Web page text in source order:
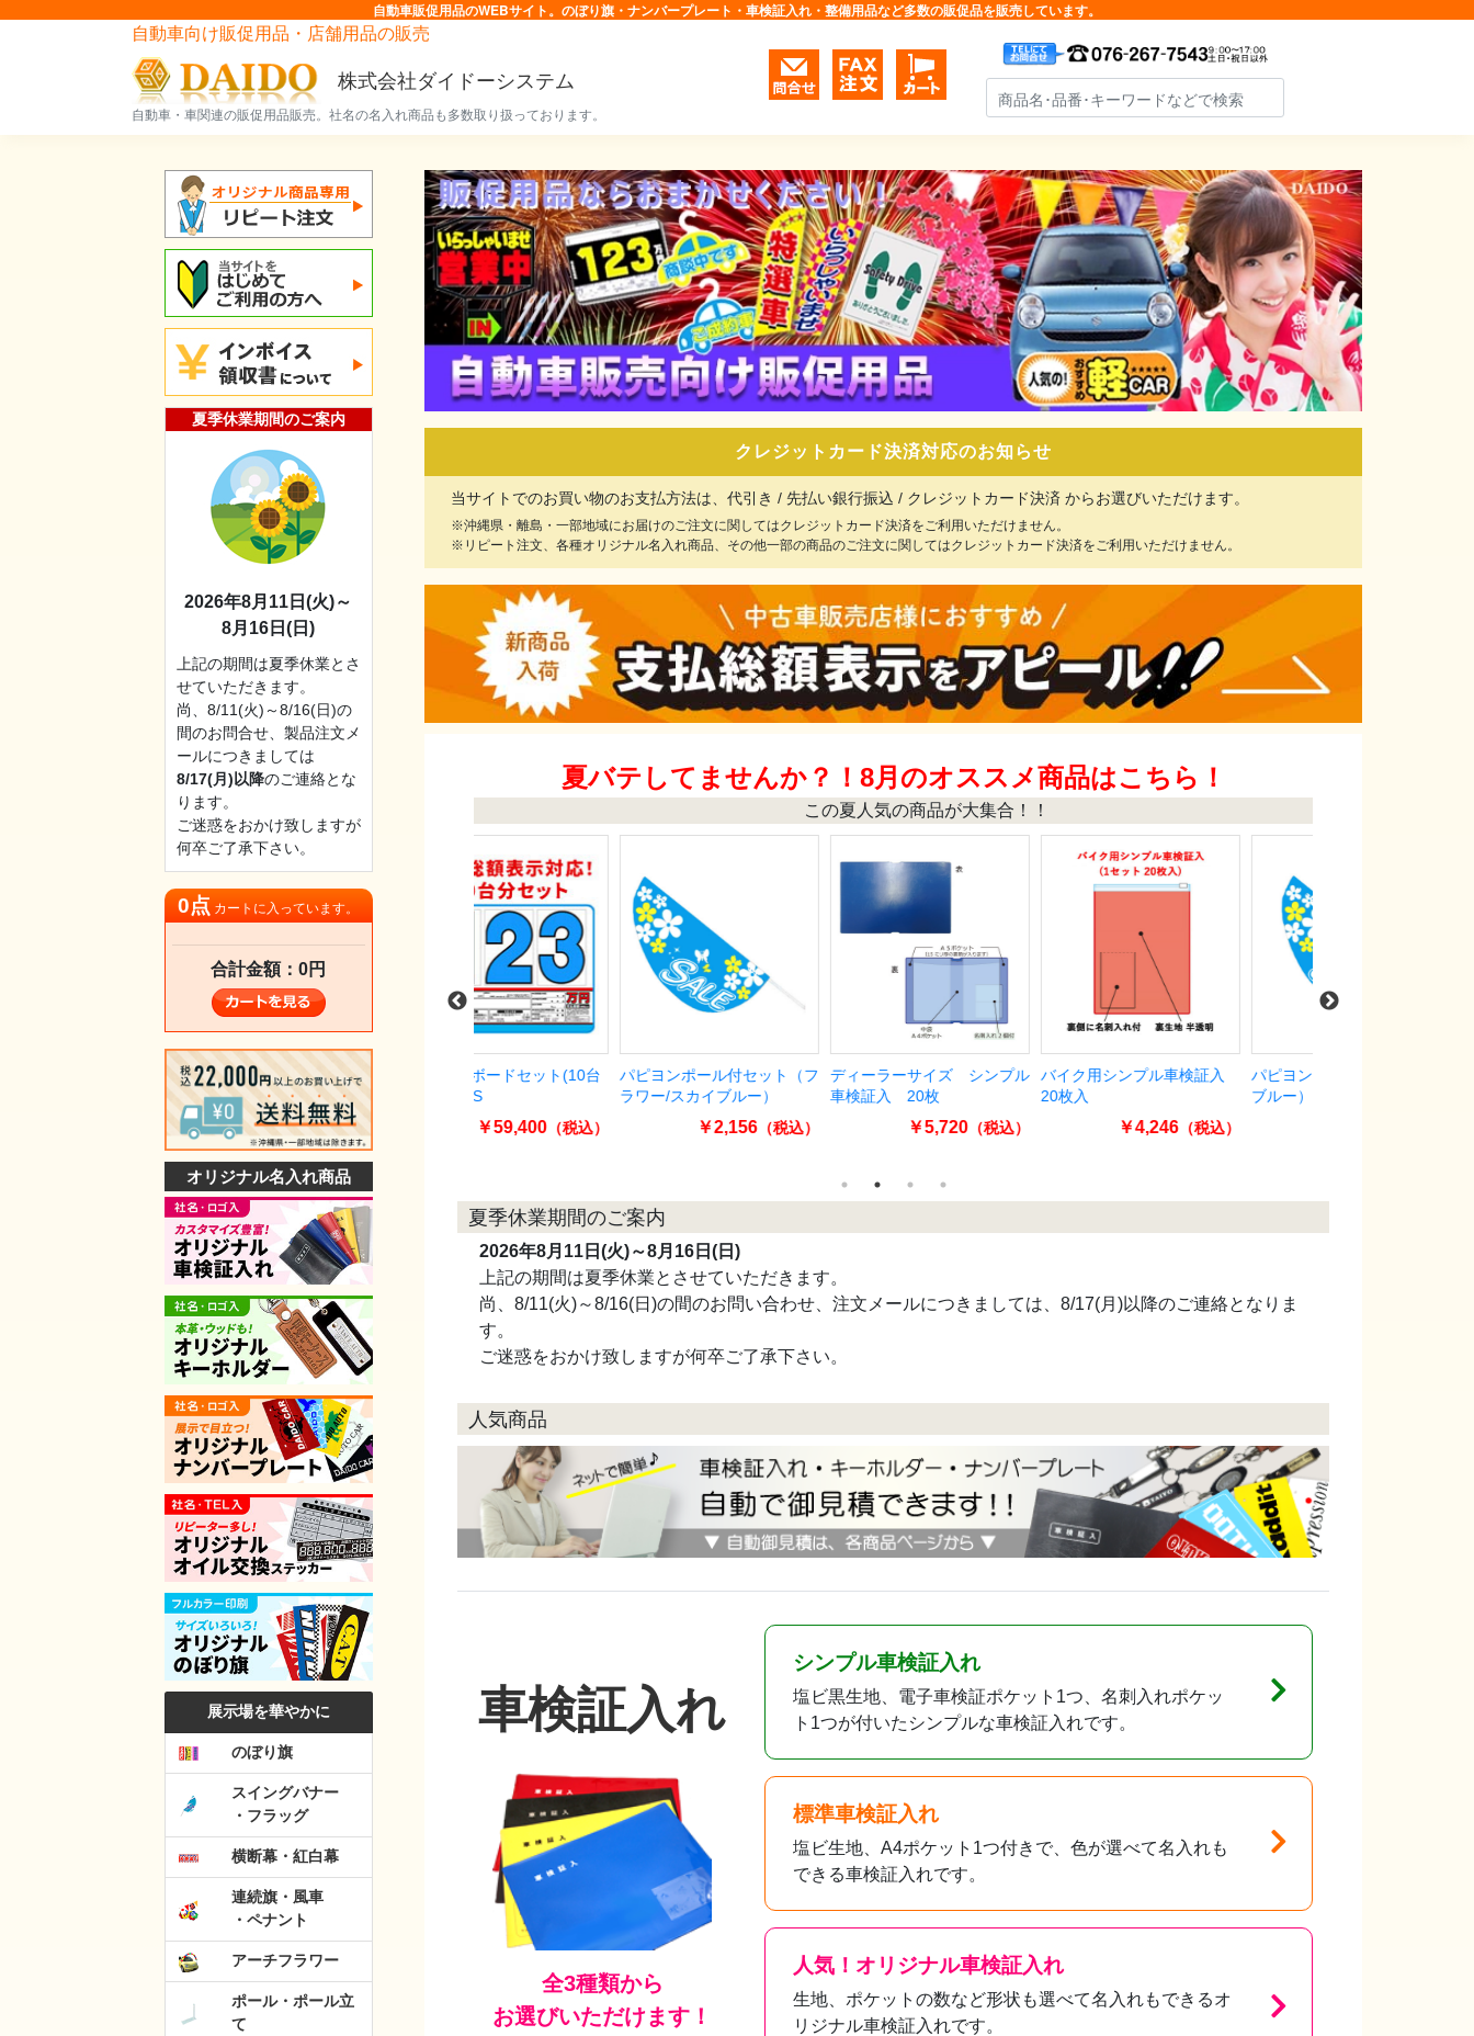
自動車販促用品のWEBサイト。のぼり旗・ナンバープレート・車検証入れ・整備用品など多数の販促品を販売しています。
自動車向け販促用品・店舗用品の販売
株式会社ダイドーシステム
自動車・車関連の販促用品販売。社名の名入れ商品も多数取り扱っております。
夏季休業期間のご案内
2026年8月11日(火)～
8月16日(日)
上記の期間は夏季休業とさ
せていただきます。
尚、8/11(火)～8/16(日)の
間のお問合せ、製品注文メ
ールにつきましては
8/17(月)以降のご連絡とな
ります。
ご迷惑をおかけ致しますが
何卒ご了承下さい。
0点 カートに入っています。
合計金額：0円
オリジナル名入れ商品
展示場を華やかに
のぼり旗
スイングバナー
・フラッグ
横断幕・紅白幕
連続旗・風車
・ペナント
アーチフラワー
ポール・ポール立
て
クレジットカード決済対応のお知らせ
当サイトでのお買い物のお支払方法は、代引き / 先払い銀行振込 / クレジットカード決済 からお選びいただけます。
※沖縄県・離島・一部地域にお届けのご注文に関してはクレジットカード決済をご利用いただけません。
※リピート注文、各種オリジナル名入れ商品、その他一部の商品のご注文に関してはクレジットカード決済をご利用いただけません。
夏バテしてませんか？！8月のオススメ商品はこちら！
この夏人気の商品が大集合！！
プライスボードセット(10台
￥36,465（税込）
プライスボードセット(10台
分)SK-34S
￥59,400
パピヨンポール付セット（フ
ラワー/スカイブルー）
￥2,156
ディーラーサイズ シンプル
車検証入 20枚
￥5,720
バイク用シンプル車検証入
20枚入
￥4,246
パピヨン（フラワー/スカイ
￥1,650
夏季休業期間のご案内
2026年8月11日(火)～8月16日(日)
上記の期間は夏季休業とさせていただきます。
尚、8/11(火)～8/16(日)の間のお問い合わせ、注文メールにつきましては、8/17(月)以降のご連絡となりま
す。
ご迷惑をおかけ致しますが何卒ご了承下さい。
人気商品
車検証入れ
全3種類から
お選びいただけます！
シンプル車検証入れ
塩ビ黒生地、電子車検証ポケット1つ、名刺入れポケッ
ト1つが付いたシンプルな車検証入れです。
標準車検証入れ
塩ビ生地、A4ポケット1つ付きで、色が選べて名入れも
できる車検証入れです。
人気！オリジナル車検証入れ
生地、ポケットの数など形状も選べて名入れもできるオ
リジナル車検証入れです。